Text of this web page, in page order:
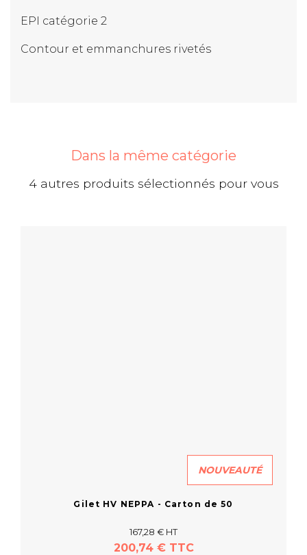
EPI catégorie 2
Contour et emmanchures rivetés
Dans la même catégorie
4 autres produits sélectionnés pour vous
NOUVEAUTÉ
Gilet HV NEPPA - Carton de 50
167,28 € HT
200,74 € TTC